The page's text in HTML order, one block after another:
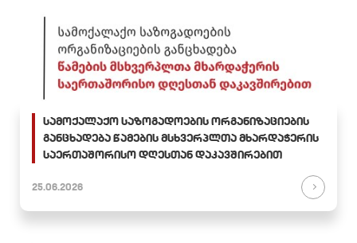
სამოქალაქო საზოგადოების ორგანიზაციების
განცხადება წამების მსხვერპლთა მხარდაჭერის
საერთაშორისო დღესთან დაკავშირებით
25.06.2026